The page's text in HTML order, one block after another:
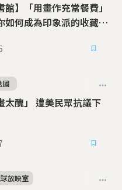
館】「用畫作充當餐費」
如何成為印象派的收藏大
民眾抗議下
國
放映室